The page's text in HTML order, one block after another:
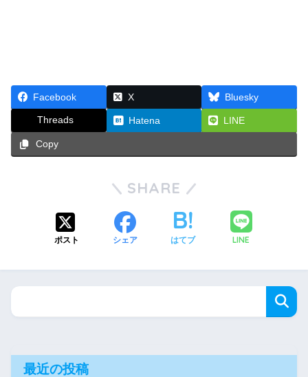
Facebook X Bluesky
Threads Hatena LINE
Copy
SHARE
ポスト シェア はてブ LINE
最近の投稿